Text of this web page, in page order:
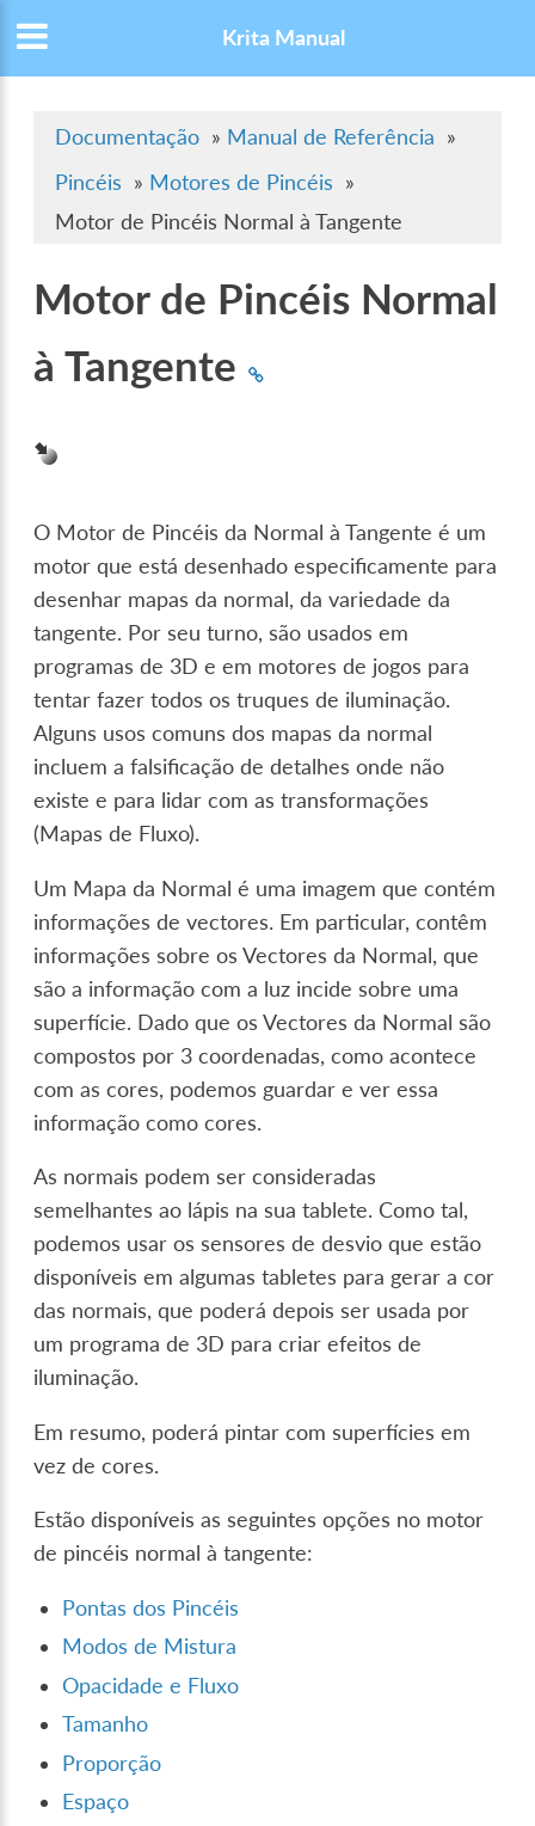
Krita Manual
Documentação » Manual de Referência »
Pincéis » Motores de Pincéis »
Motor de Pincéis Normal à Tangente
Motor de Pincéis Normal
à Tangente
O Motor de Pincéis da Normal à Tangente é um
motor que está desenhado especificamente para
desenhar mapas da normal, da variedade da
tangente. Por seu turno, são usados em
programas de 3D e em motores de jogos para
tentar fazer todos os truques de iluminação.
Alguns usos comuns dos mapas da normal
incluem a falsificação de detalhes onde não
existe e para lidar com as transformações
(Mapas de Fluxo).
Um Mapa da Normal é uma imagem que contém
informações de vectores. Em particular, contêm
informações sobre os Vectores da Normal, que
são a informação com a luz incide sobre uma
superfície. Dado que os Vectores da Normal são
compostos por 3 coordenadas, como acontece
com as cores, podemos guardar e ver essa
informação como cores.
As normais podem ser consideradas
semelhantes ao lápis na sua tablete. Como tal,
podemos usar os sensores de desvio que estão
disponíveis em algumas tabletes para gerar a cor
das normais, que poderá depois ser usada por
um programa de 3D para criar efeitos de
iluminação.
Em resumo, poderá pintar com superfícies em
vez de cores.
Estão disponíveis as seguintes opções no motor
de pincéis normal à tangente:
Pontas dos Pincéis
Modos de Mistura
Opacidade e Fluxo
Tamanho
Proporção
Espaço